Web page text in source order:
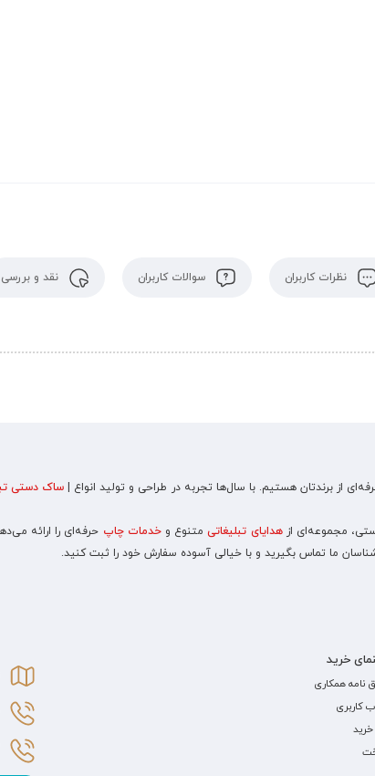
نظرات کاربران سوالات کاربران نقد و بررسی
از برندتان هستیم. با سال‌ها تجربه در طراحی و تولید انواع |ساک دستی
مجموعه‌ای ازهدایای تبلیغاتیمتنوع وخدمات چاپ حرفه‌ای را ارائه
ما تماس بگیرید و با خیالی آسوده سفارش خود را ثبت کنید.
خرید
نامه همکاری
کاربری